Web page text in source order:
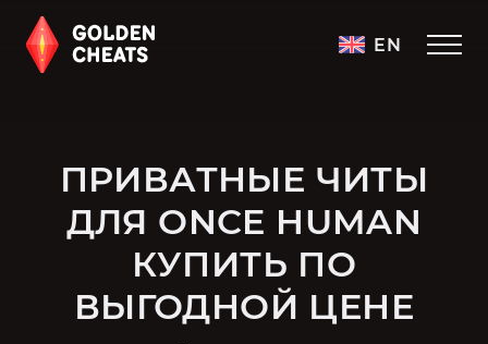
EN
ПРИВАТНЫЕ ЧИТЫ
ДЛЯ ONCE HUMAN
КУПИТЬ ПО
ВЫГОДНОЙ ЦЕНЕ